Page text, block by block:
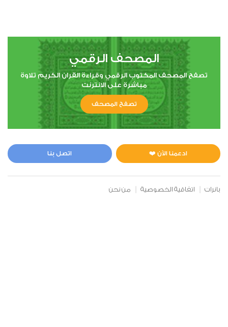
المصحف الرقمي
تصفح المصحف المكتوب الرقمي وقراءة القران الكريم تلاوة
مباشرة على الانترنت
تصفح المصحف
ادعمنا الآن ❤️ اتصل بنا
بانرات اتفاقية الخصوصية من نحن